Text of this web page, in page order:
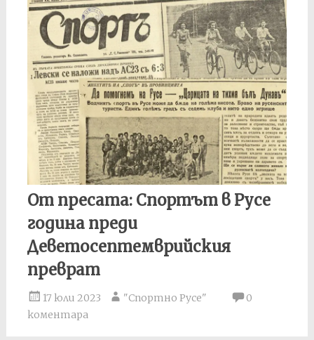
От пресата: Спортът в Русе
година преди
Деветосептемврийския
преврат
17 юли 2023 "Спортно Русе"
0
коментара